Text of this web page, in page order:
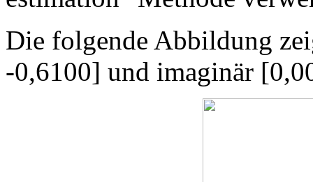
Die folgende Abbildung
-0,6100] und imaginär